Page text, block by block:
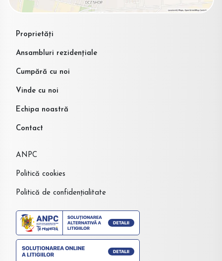
Proprietăți
Ansambluri rezidențiale
Cumpără cu noi
Vinde cu noi
Echipa noastră
Contact
ANPC
Politică cookies
Politică de confidențialitate